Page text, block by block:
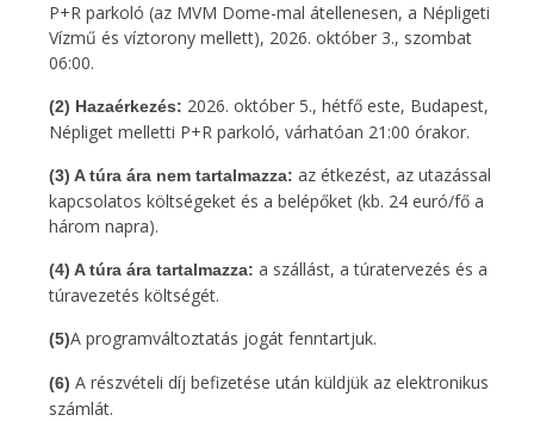
P+R parkoló (az MVM Dome-mal átellenesen, a Népligeti
Vízmű és víztorony mellett), 2026. október 3., szombat
06:00.
(2) Hazaérkezés: 2026. október 5., hétfő este, Budapest,
Népliget melletti P+R parkoló, várhatóan 21:00 órakor.
(3) A túra ára nem tartalmazza:az étkezést, az utazással
kapcsolatos költségeket és a belépőket (kb. 24 euró/fő a
három napra).
(4) A túra ára tartalmazza: a szállást, a túratervezés és a
túravezetés költségét.
(5)A programváltoztatás jogát fenntartjuk.
(6) A részvételi díj befizetése után küldjük az elektronikus
számlát.